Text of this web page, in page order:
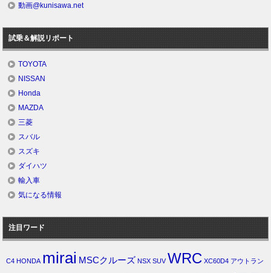
動画@kunisawa.net
試乗＆解説リポート
TOYOTA
NISSAN
Honda
MAZDA
三菱
スバル
スズキ
ダイハツ
輸入車
気になる情報
注目ワード
C4 HONDA mirai MSCクルーズ NSX SUV WRC XC60D4 アウトラン